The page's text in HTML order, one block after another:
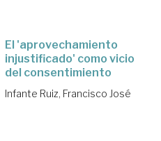
El 'aprovechamiento
injustificado' como vicio
del consentimiento
Infante Ruiz, Francisco José